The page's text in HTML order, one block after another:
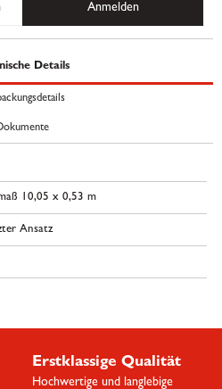
Anmelden
Details
10,05 x 0,53 m
Ansatz
Erstklassige Qualität
Hochwertige und langlebige